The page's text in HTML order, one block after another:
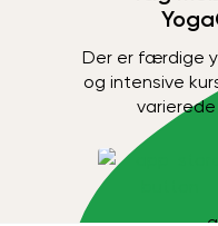
Der er færdige
og intensive